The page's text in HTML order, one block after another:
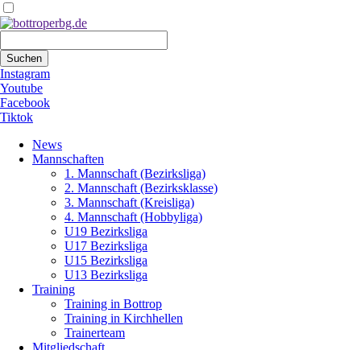
Suchen
Instagram
Youtube
Facebook
Tiktok
überspringen
News
Mannschaften
1. Mannschaft (Bezirksliga)
2. Mannschaft (Bezirksklasse)
3. Mannschaft (Kreisliga)
4. Mannschaft (Hobbyliga)
U19 Bezirksliga
U17 Bezirksliga
U15 Bezirksliga
U13 Bezirksliga
Training
Training in Bottrop
Training in Kirchhellen
Trainerteam
Mitgliedschaft